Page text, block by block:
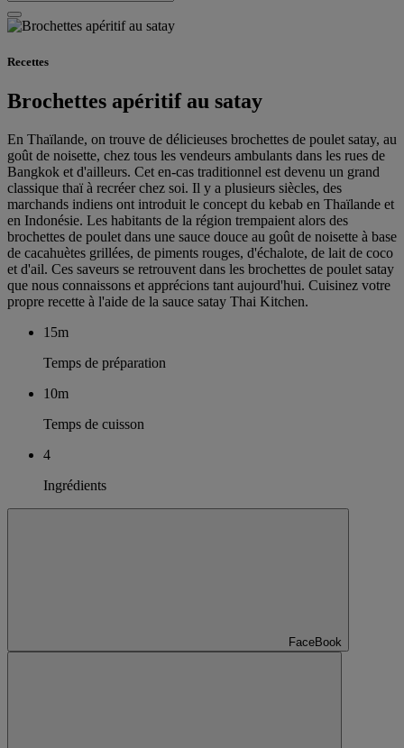
Recettes
Brochettes apéritif au satay
En Thaïlande, on trouve de délicieuses brochettes de poulet satay, au
goût de noisette, chez tous les vendeurs ambulants dans les rues de
Bangkok et d'ailleurs. Cet en-cas traditionnel est devenu un grand
classique thaï à recréer chez soi. Il y a plusieurs siècles, des
marchands indiens ont introduit le concept du kebab en Thaïlande et
en Indonésie. Les habitants de la région trempaient alors des
brochettes de poulet dans une sauce douce au goût de noisette à base
de cacahuètes grillées, de piments rouges, d'échalote, de lait de coco
et d'ail. Ces saveurs se retrouvent dans les brochettes de poulet satay
que nous connaissons et apprécions tant aujourd'hui. Cuisinez votre
propre recette à l'aide de la sauce satay Thai Kitchen.
15m
Temps de préparation
10m
Temps de cuisson
4
Ingrédients
FaceBook